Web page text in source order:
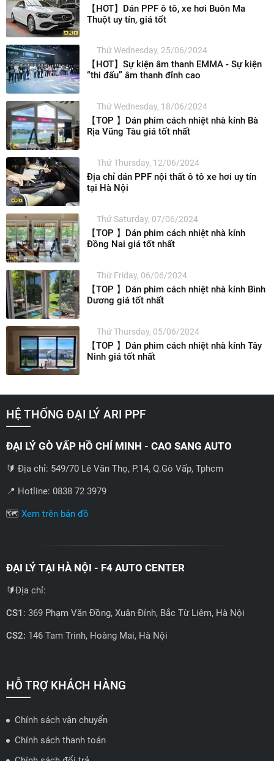
【HOT】Dán PPF ô tô, xe hơi Buôn Ma
Thuột uy tín, giá tốt
Thứ Wednesday, 25/06/2024
【HOT】Sự kiện âm thanh EMMA - Sự kiện
“thi đấu” âm thanh đỉnh cao
Thứ Wednesday, 18/06/2024
【TOP 】Dán phim cách nhiệt nhà kính Bà
Rịa Vũng Tàu giá tốt nhất
Thứ Thursday, 12/06/2024
Địa chỉ dán PPF nội thất ô tô xe hơi uy tín
tại Hà Nội
Thứ Saturday, 07/06/2024
【TOP 】Dán phim cách nhiệt nhà kính
Đồng Nai giá tốt nhất
Thứ Friday, 06/06/2024
【TOP 】Dán phim cách nhiệt nhà kính Bình
Dương giá tốt nhất
Thứ Thursday, 05/06/2024
【TOP 】Dán phim cách nhiệt nhà kính Tây
Ninh giá tốt nhất
HỆ THỐNG ĐẠI LÝ ARI PPF
ĐẠI LÝ GÒ VẤP HỒ CHÍ MINH - CAO SANG AUTO
🔰 Địa chỉ: 549/70 Lê Văn Thọ, P.14, Q.Gò Vấp, Tphcm
📍 Hotline: 0838 72 3979
🗺️ Xem trên bản đồ
ĐẠI LÝ TẠI HÀ NỘI - F4 AUTO CENTER
🔰Địa chỉ:
CS1 : 369 Phạm Văn Đồng, Xuân Đỉnh, Bắc Từ Liêm, Hà Nội
CS2: 146 Tam Trinh, Hoàng Mai, Hà Nội
🗺️Xem trên bản đồ
ĐẠI LÝ QUẬN 2 HCM - HẢI TRIỀU AUTO
🔰 Địa chỉ: 78-80 Vũ Tông Phan, P.An Phú, TP Thủ Đức, TP HCM
HỖ TRỢ KHÁCH HÀNG
Chính sách vận chuyển
Chính sách thanh toán